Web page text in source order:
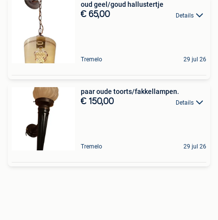
oud geel/goud hallustertje
€ 65,00 Details
Tremelo 29 jul 26
paar oude toorts/fakkellampen.
€ 150,00 Details
Tremelo 29 jul 26